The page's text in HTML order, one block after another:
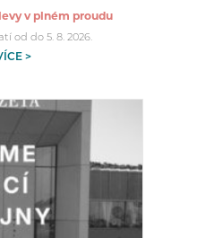
v plném proudu
od do 5. 8. 2026.
>